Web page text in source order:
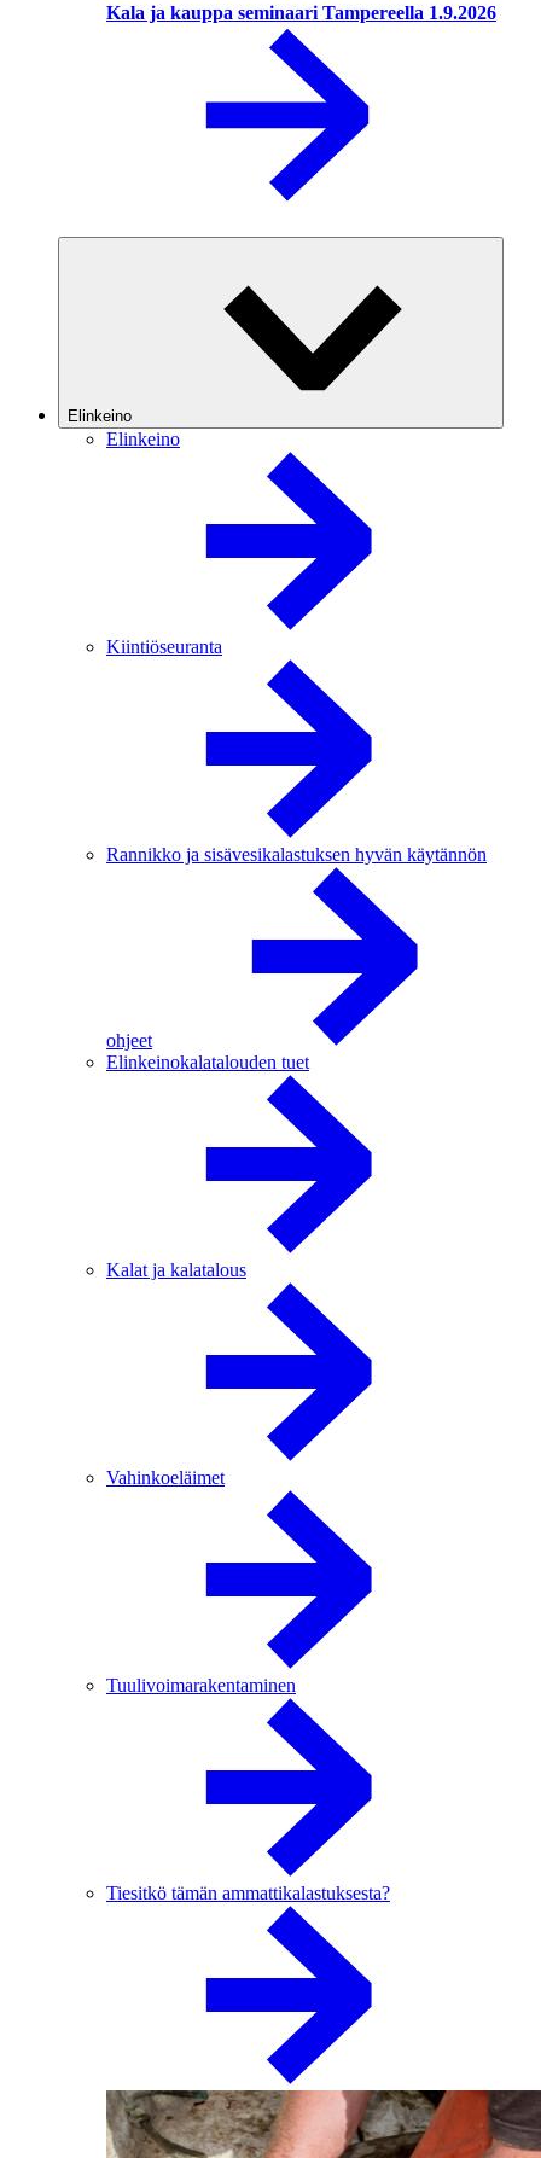
Kala ja kauppa seminaari Tampereella 1.9.2026
Elinkeino
Elinkeino
Kiintiöseuranta
Rannikko ja sisävesikalastuksen hyvän käytännön
ohjeet
Elinkeinokalatalouden tuet
Kalat ja kalatalous
Vahinkoeläimet
Tuulivoimarakentaminen
Tiesitkö tämän ammattikalastuksesta?